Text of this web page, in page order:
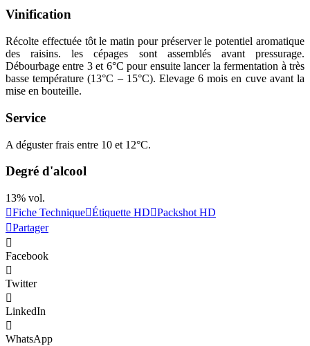
Vinification
Récolte effectuée tôt le matin pour préserver le potentiel aromatique
des raisins. les cépages sont assemblés avant pressurage.
Débourbage entre 3 et 6°C pour ensuite lancer la fermentation à très
basse température (13°C – 15°C). Elevage 6 mois en cuve avant la
mise en bouteille.
Service
A déguster frais entre 10 et 12°C.
Degré d'alcool
13% vol.
Fiche Technique Étiquette HD
Packshot HD
Partager
Facebook
Twitter
LinkedIn
WhatsApp